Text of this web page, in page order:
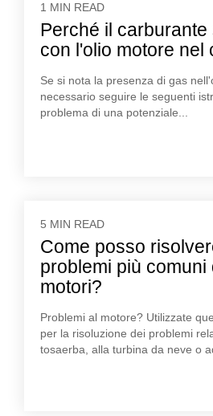
1 MIN READ
Perché il
con l'olio motore nel
Se si nota la presenza di gas
necessario seguire le seguenti
problema di una potenziale...
5 MIN READ
Come posso
problemi più comuni
motori?
Problemi al motore? Utilizzate
per la risoluzione dei problemi
tosaerba, alla turbina da neve o